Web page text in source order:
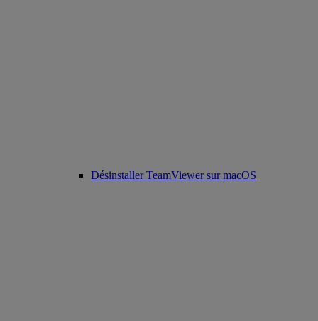
Désinstaller TeamViewer sur macOS